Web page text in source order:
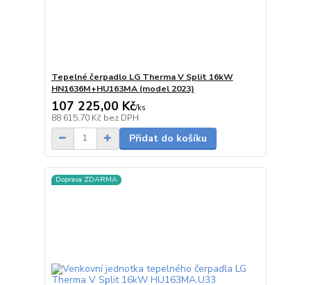
Tepelné čerpadlo LG Therma V Split 16kW
HN1636M+HU163MA (model 2023)
107 225,00 Kč/ks
88 615,70 Kč bez DPH
Přidat do košíku
Doprava ZDARMA